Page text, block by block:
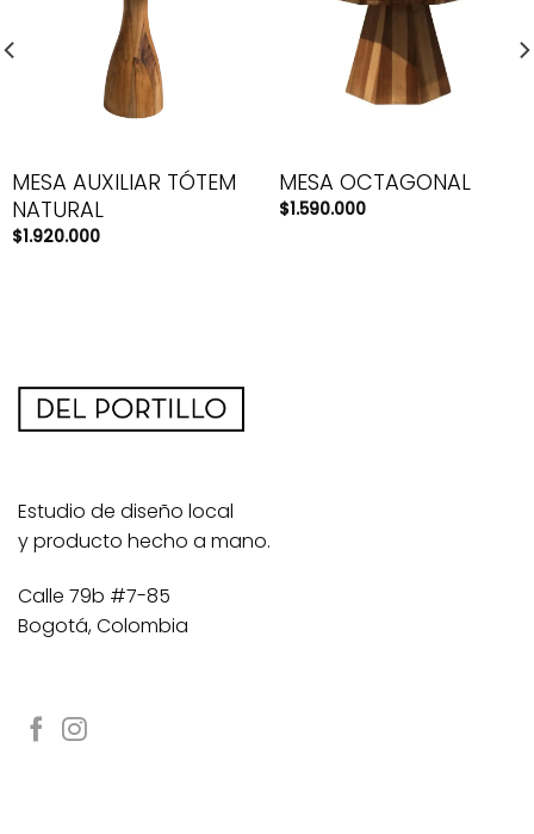
MESA AUXILIAR TÓTEM
NATURAL
$1.920.000
MESA OCTAGONAL
$1.590.000
Estudio de diseño local
y producto hecho a mano.
Calle 79b #7-85
Bogotá, Colombia